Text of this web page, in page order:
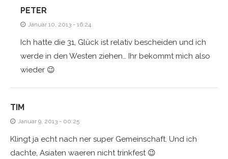
PETER
Januar 10, 2013 - 16:24
Ich hatte die 31, Glück ist relativ bescheiden und ich
werde in den Westen ziehen… Ihr bekommt mich also
wieder 😉
TIM
Januar 9, 2013 - 00:25
Klingt ja echt nach ner super Gemeinschaft. Und ich
dachte, Asiaten waeren nicht trinkfest 😉